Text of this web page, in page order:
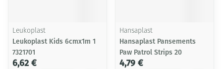
Leukoplast
Leukoplast Kids 6cmx1m 1
7321701
6,62 €
Hansaplast
Hansaplast Pansements
Paw Patrol Strips 20
4,79 €